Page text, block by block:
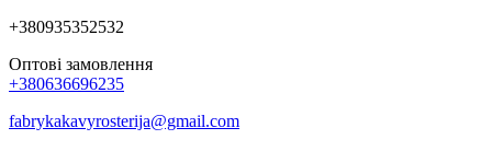
+380935352532
Оптові замовлення
+380636696235
fabrykakavyrosterija@gmail.com